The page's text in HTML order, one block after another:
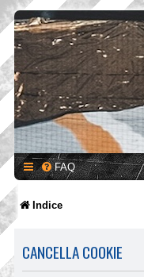
FAQ
Indice
CANCELLA COOKIE